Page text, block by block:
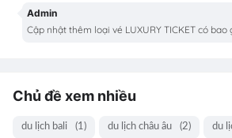
Admin
Cập nhật thêm loại vé LUXURY TICKET có bao
Chủ đề xem nhiều
du lịch bali (1) du lịch châu âu (2) du